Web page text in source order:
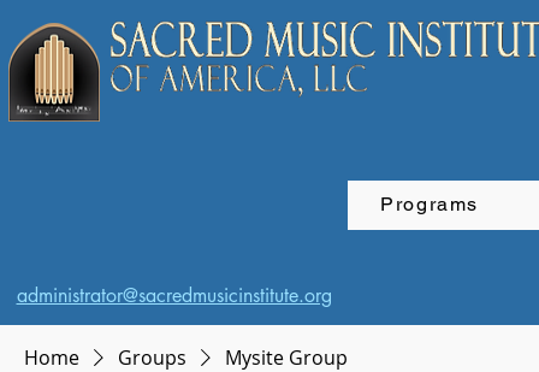
Programs
administrator@sacredmusicinstitute.org
Home Groups Mysite Group